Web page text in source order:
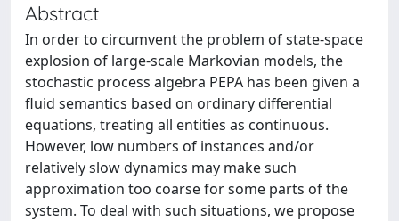
Abstract
In order to circumvent the problem of state-space
explosion of large-scale Markovian models, the
stochastic process algebra PEPA has been given a
fluid semantics based on ordinary differential
equations, treating all entities as continuous.
However, low numbers of instances and/or
relatively slow dynamics may make such
approximation too coarse for some parts of the
system. To deal with such situations, we propose